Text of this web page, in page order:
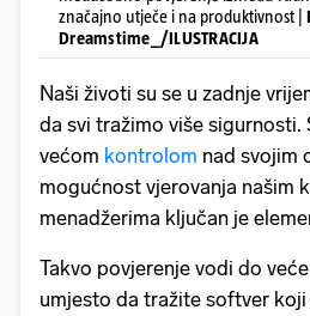
značajno utječe i na produktivnost |
Dreamstime_/ILUSTRACIJA
Naši životi su se u zadnje
da svi tražimo više sigurnosti.
većom kontrolom nad svojim
mogućnost vjerovanja našim
menadžerima ključan je
Takvo povjerenje vodi do
umjesto da tražite softver